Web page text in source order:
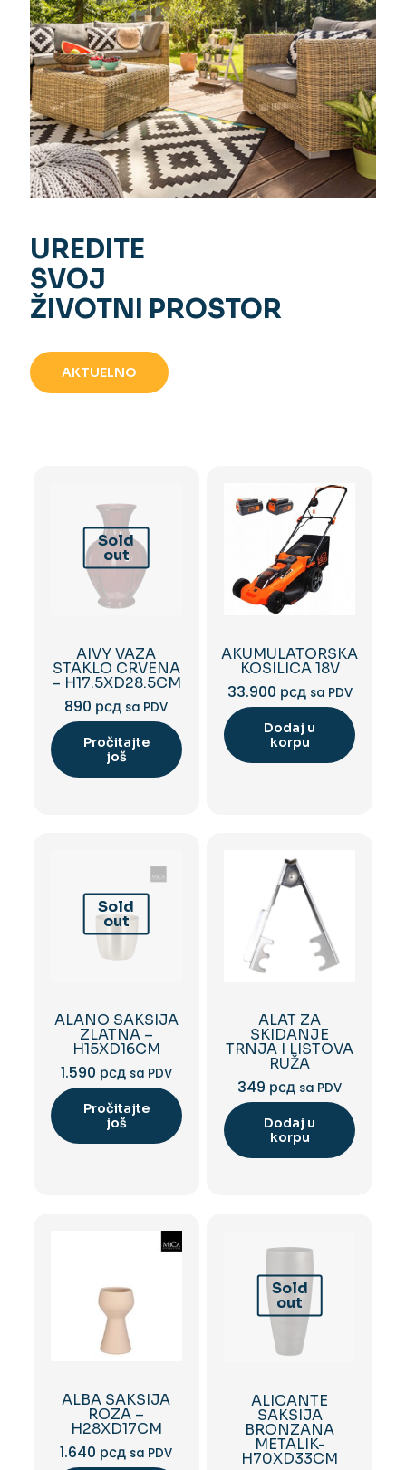
UREDITE
SVOJ
ŽIVOTNI PROSTOR
AKTUELNO
Sold
out
AIVY VAZA
STAKLO CRVENA
– H17.5XD28.5CM
890 рсд sa PDV
Pročitajte
još
AKUMULATORSKA
KOSILICA 18V
33.900 рсд sa PDV
Dodaj u
korpu
Sold
out
ALANO SAKSIJA
ZLATNA –
H15XD16CM
1.590 рсд sa PDV
Pročitajte
još
ALAT ZA
SKIDANJE
TRNJA I LISTOVA
RUŽA
349 рсд sa PDV
Dodaj u
korpu
ALBA SAKSIJA
ROZA –
H28XD17CM
1.640 рсд sa PDV
Sold
out
ALICANTE
SAKSIJA
BRONZANA
METALIK-
H70XD33CM